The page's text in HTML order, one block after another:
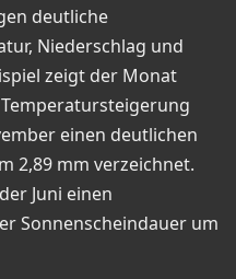
deutliche
Niederschlag und
zeigt der Monat
einen deutlichen
2,89 mm verzeichnet.
Juni einen
Sonnenscheindauer um